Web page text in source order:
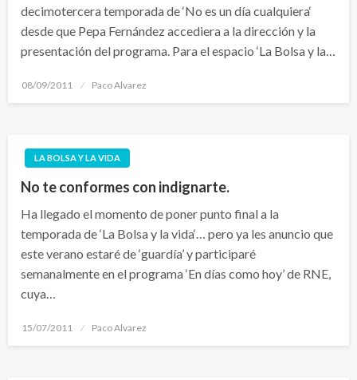
decimotercera temporada de ‘No es un día cualquiera‘
desde que Pepa Fernández accediera a la dirección y la
presentación del programa. Para el espacio ‘La Bolsa y la…
Publicado
08/09/2011 Paco Alvarez
LA BOLSA Y LA VIDA
No te conformes con indignarte.
Ha llegado el momento de poner punto final a la
temporada de ‘La Bolsa y la vida‘… pero ya les anuncio que
este verano estaré de ‘guardía’ y participaré
semanalmente en el programa ‘En días como hoy’ de RNE,
cuya…
Publicado
15/07/2011 Paco Alvarez